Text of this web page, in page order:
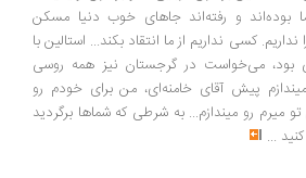
و رفته‌اند جاهای خوب دنیا مسکن
نداریم از ما انتقاد بکند... استالین با
در گرجستان نیز همه روسی
پیش آقای خامنه‌ای، من برای خودم رو
رو میندازم... به شرطی که شماها برگردید